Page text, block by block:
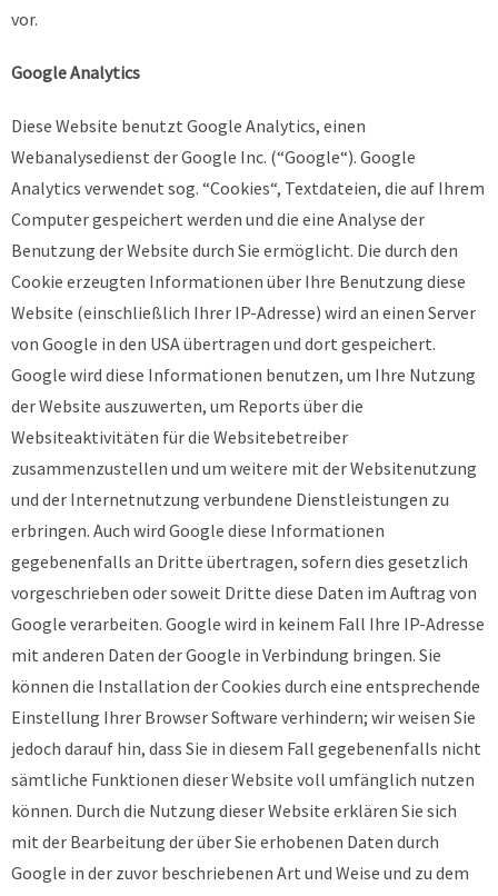
vor.
Google Analytics
Diese Website benutzt Google Analytics, einen
Webanalysedienst der Google Inc. (“Google“). Google
Analytics verwendet sog. “Cookies“, Textdateien, die auf Ihrem
Computer gespeichert werden und die eine Analyse der
Benutzung der Website durch Sie ermöglicht. Die durch den
Cookie erzeugten Informationen über Ihre Benutzung diese
Website (einschließlich Ihrer IP-Adresse) wird an einen Server
von Google in den USA übertragen und dort gespeichert.
Google wird diese Informationen benutzen, um Ihre Nutzung
der Website auszuwerten, um Reports über die
Websiteaktivitäten für die Websitebetreiber
zusammenzustellen und um weitere mit der Websitenutzung
und der Internetnutzung verbundene Dienstleistungen zu
erbringen. Auch wird Google diese Informationen
gegebenenfalls an Dritte übertragen, sofern dies gesetzlich
vorgeschrieben oder soweit Dritte diese Daten im Auftrag von
Google verarbeiten. Google wird in keinem Fall Ihre IP-Adresse
mit anderen Daten der Google in Verbindung bringen. Sie
können die Installation der Cookies durch eine entsprechende
Einstellung Ihrer Browser Software verhindern; wir weisen Sie
jedoch darauf hin, dass Sie in diesem Fall gegebenenfalls nicht
sämtliche Funktionen dieser Website voll umfänglich nutzen
können. Durch die Nutzung dieser Website erklären Sie sich
mit der Bearbeitung der über Sie erhobenen Daten durch
Google in der zuvor beschriebenen Art und Weise und zu dem